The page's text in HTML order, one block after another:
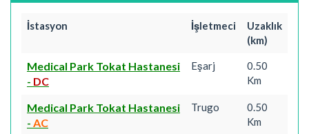
İstasyon İşletmeci
Uzaklık
(km)
Medical Park Tokat Hastanesi
- DC
Eşarj
0.50
Km
Medical Park Tokat Hastanesi
- AC
Trugo
0.50
Km